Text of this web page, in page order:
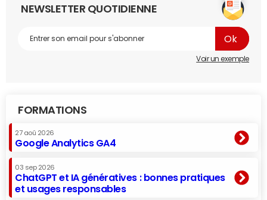
NEWSLETTER QUOTIDIENNE
Voir un exemple
FORMATIONS
27 aoû 2026
Google Analytics GA4
03 sep 2026
ChatGPT et IA génératives : bonnes pratiques
et usages responsables